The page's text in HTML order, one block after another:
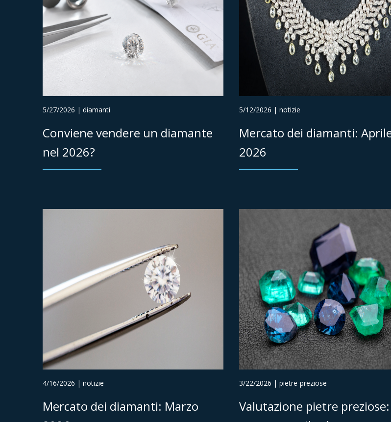
5/27/2026 | diamanti
Conviene vendere un diamante
nel 2026?
5/12/2026 | notizie
Mercato dei diamanti:
2026
4/16/2026 | notizie
Mercato dei diamanti: Marzo
3/22/2026 | pietre-preziose
Valutazione pietre preziose: